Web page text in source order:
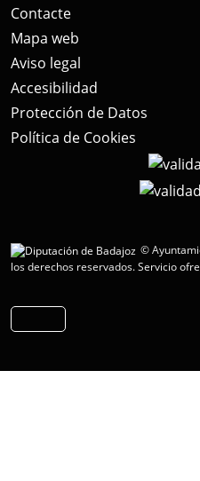
Contacte
Mapa web
Aviso legal
Accesibilidad
Protección de Datos
Política de Cookies
©
los derechos reservados.Servicio